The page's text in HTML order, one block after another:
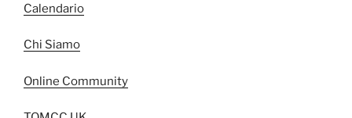
Calendario
Chi Siamo
Online Community